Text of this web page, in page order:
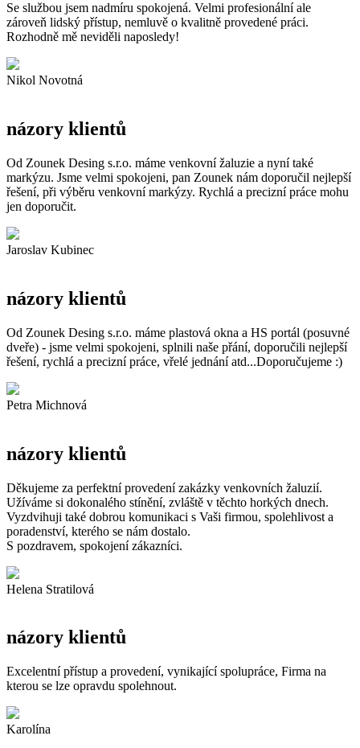
Se službou jsem nadmíru spokojená. Velmi profesionální ale
zároveň lidský přístup, nemluvě o kvalitně provedené práci.
Rozhodně mě neviděli naposledy!
Nikol Novotná
názory klientů
Od Zounek Desing s.r.o. máme venkovní žaluzie a nyní také
markýzu. Jsme velmi spokojeni, pan Zounek nám doporučil nejlepší
řešení, při výběru venkovní markýzy. Rychlá a precizní práce mohu
jen doporučit.
Jaroslav Kubinec
názory klientů
Od Zounek Desing s.r.o. máme plastová okna a HS portál (posuvné
dveře) - jsme velmi spokojeni, splnili naše přání, doporučili nejlepší
řešení, rychlá a precizní práce, vřelé jednání atd...Doporučujeme :)
Petra Michnová
názory klientů
Děkujeme za perfektní provedení zakázky venkovních žaluzií.
Užíváme si dokonalého stínění, zvláště v těchto horkých dnech.
Vyzdvihuji také dobrou komunikaci s Vaši firmou, spolehlivost a
poradenství, kterého se nám dostalo.
S pozdravem, spokojení zákazníci.
Helena Stratilová
názory klientů
Excelentní přístup a provedení, vynikající spolupráce, Firma na
kterou se lze opravdu spolehnout.
Karolína